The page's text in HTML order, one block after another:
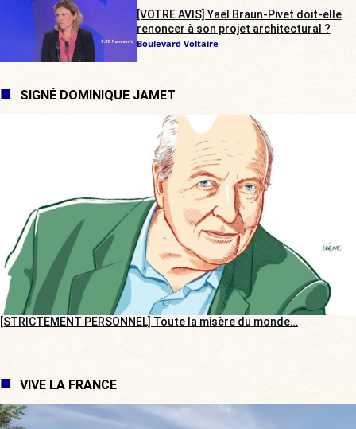
[VOTRE AVIS] Yaël Braun-Pivet doit-elle
renoncer à son projet architectural ?
Boulevard Voltaire
SIGNÉ DOMINIQUE JAMET
[STRICTEMENT PERSONNEL] Toute la misère du monde…
VIVE LA FRANCE